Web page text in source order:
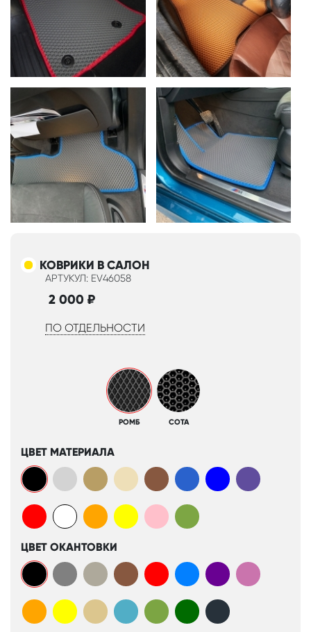
КОВРИКИ В САЛОН
АРТУКУЛ: EV46058
2 000 ₽
ПО ОТДЕЛЬНОСТИ
РОМБ СОТА
ЦВЕТ МАТЕРИАЛА
ЦВЕТ ОКАНТОВКИ